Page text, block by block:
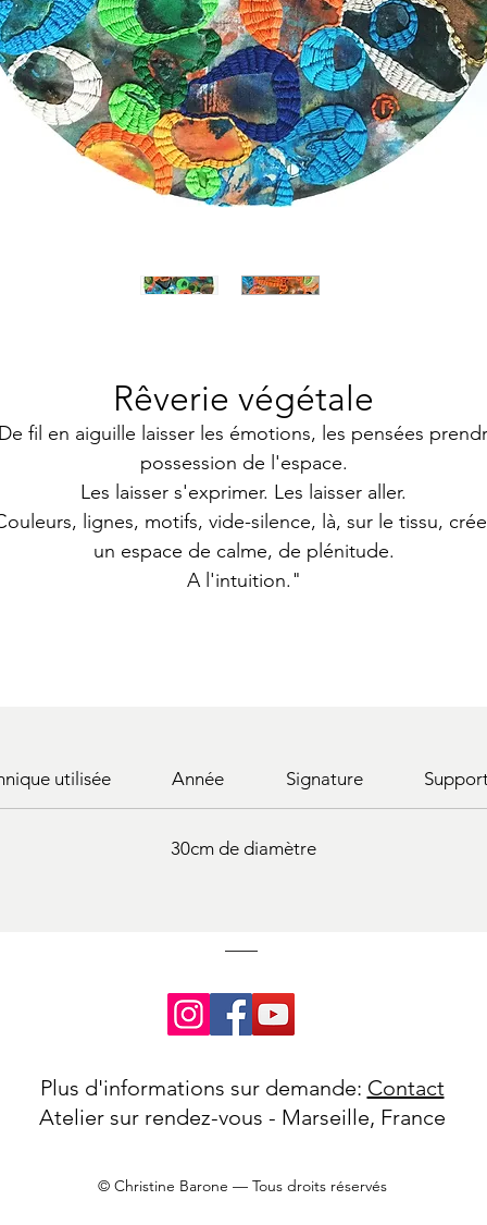
Rêverie végétale
fil en aiguille laisser les émotions, les pensées
possession de l'espace.
Les laisser s'exprimer. Les laisser aller.
lignes, motifs, vide-silence, là, sur le tissu,
un espace de calme, de plénitude.
A l'intuition."
utilisée Année Signature
30cm de diamètre
Plus d'informations sur demande: Contact
Atelier sur rendez-vous - Marseille, France
© Christine Barone — Tous droits réservés